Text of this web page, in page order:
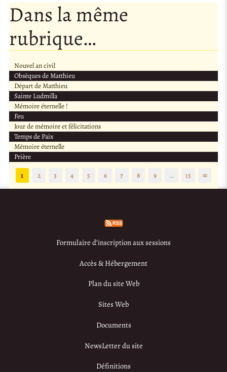
Dans la même
rubrique…
Nouvel an civil
Obsèques de Matthieu
Départ de Matthieu
Sainte Ludmilla
Mémoire éternelle !
Feu
Jour de mémoire et félicitations
Temps de Paix
Mémoire éternelle
Prière
1
2 3 4 5 6 7 8 9 … 15 ∞
Formulaire d’inscription aux sessions
Accès & Hébergement
Plan du site Web
Sites Web
Documents
NewsLetter du site
Définitions